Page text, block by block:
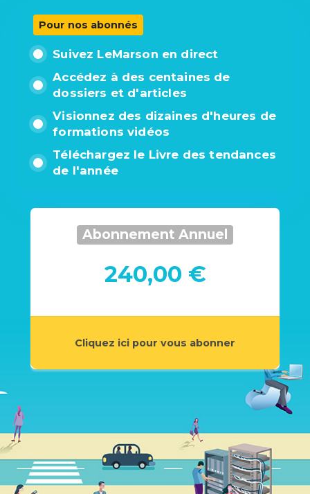
Pour nos abonnés
Suivez LeMarson en direct
Accédez à des centaines de
dossiers et d'articles
Visionnez des dizaines d'heures de
formations vidéos
Téléchargez le Livre des tendances
de l'année
Abonnement Annuel
240,00 €
Cliquez ici pour vous abonner